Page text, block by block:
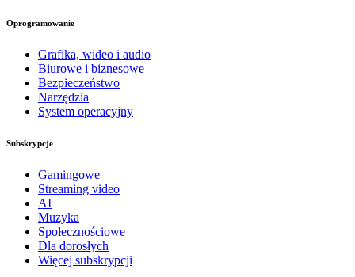
Oprogramowanie
Grafika, wideo i audio
Biurowe i biznesowe
Bezpieczeństwo
Narzędzia
System operacyjny
Subskrypcje
Gamingowe
Streaming video
AI
Muzyka
Społecznościowe
Dla dorosłych
Więcej subskrypcji